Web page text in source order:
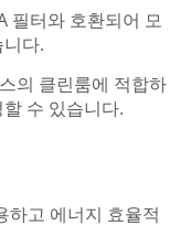
필터와 호환되어 모
다.
의 클린룸에 적합하
수 있습니다.
하고 에너지 효율적